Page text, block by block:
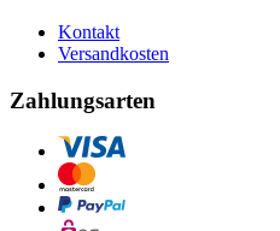
Kontakt
Versandkosten
Zahlungsarten